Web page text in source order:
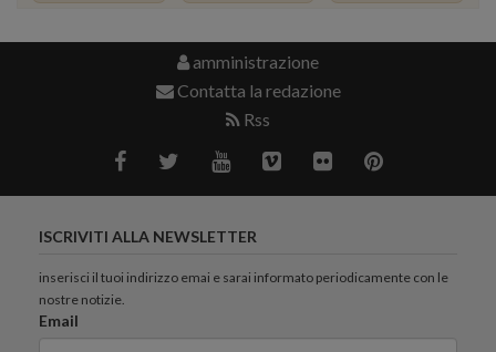
amministrazione
Contatta la redazione
Rss
ISCRIVITI ALLA NEWSLETTER
inserisci il tuoi indirizzo emai e sarai informato periodicamente con le
nostre notizie.
Email